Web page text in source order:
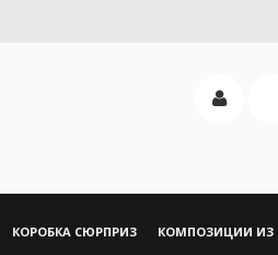
КОРОБКА СЮРПРИЗ КОМПОЗИЦИИ ИЗ